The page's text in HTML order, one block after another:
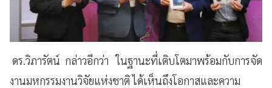
ดร.วิภารัตน์ กล่าวอีกว่า ในฐานะที่เติบโตมาพร้อมกับการจัด
งานมหกรรมงานวิจัยแห่งชาติ ได้เห็นถึงโอกาสและความ